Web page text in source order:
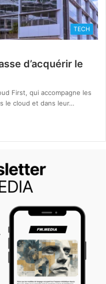
TECH
d’acquérir le
First, qui accompagne les
le cloud et dans leur…